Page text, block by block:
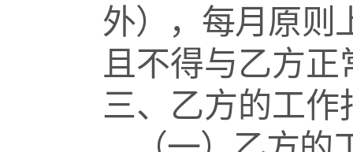
外），每月原则
且不得与乙方
三、乙方的工作